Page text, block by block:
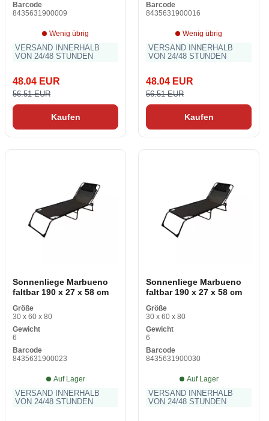
Barcode
8435631900009
Wenig übrig
VERSAND INNERHALB
VON 24/48 STUNDEN
48.04 EUR
56.51 EUR
Kaufen
Barcode
8435631900016
Wenig übrig
VERSAND INNERHALB
VON 24/48 STUNDEN
48.04 EUR
56.51 EUR
Kaufen
Sonnenliege Marbueno
faltbar 190 x 27 x 58 cm
Größe
30 x 60 x 80
Gewicht
6
Barcode
8435631900023
Auf Lager
VERSAND INNERHALB
VON 24/48 STUNDEN
Sonnenliege Marbueno
faltbar 190 x 27 x 58 cm
Größe
30 x 60 x 80
Gewicht
6
Barcode
8435631900030
Auf Lager
VERSAND INNERHALB
VON 24/48 STUNDEN